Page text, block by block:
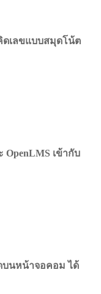
ดเลขแบบสมุดโน้ต
OpenLMS เข้ากับ
บนหน้าจอคอม ได้